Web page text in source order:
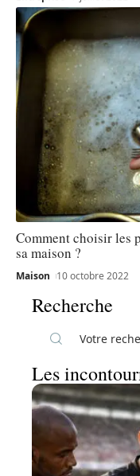
Comment choisir les
sa maison ?
Maison 10 octobre 2022
Recherche
Les